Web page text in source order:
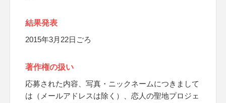
結果発表
2015年3月22日ごろ
著作権の扱い
応募された内容、写真・ニックネームにつきまして
は（メールアドレスは除く）、恋人の聖地プロジェ